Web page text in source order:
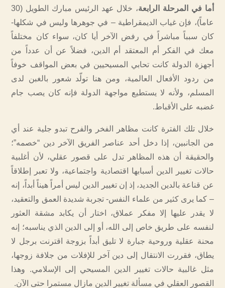
أما في المرحلة الرابعة
، خلال عهد الرئيس مبارك الطويل (30
عاماً)، فإن غياب الديمقراطية – في جوهرها وليس في شكلها-
كان سبباً مباشراً في رفض الآخر أيا كان، سواء كان مختلفاً
معك في الفكر أم المعتقد أم الدين، فضلاً عن أن عدداً من
أجهزة الدولة كانت تحابي المسيحيين في بعض المواقف خوفاً
من ردود الأفعال العالمية، ومن هنا تولّد شعور بالغبن لدى
المسلم، ولأنه لا يستطيع مواجهة الدولة فإنه كان يصب جام
غضبه على الأقباط.
خلال تلك الفترة كانت مظاهر الفخر والفرح تبدو جلية عند أي
من الجانبين، إذا دخل أحد عناصر الفريق الآخر دين “خصمه”؛
والحقيقة أن هذه المظاهر تدل على قصور عقلي، لأن أغلبية
حالات تغيير الدين أسبابها اقتصادية واجتماعية، ولا تعبر إطلاقاً
عن قناعة بالدين الجديد، إذ إن تغيير الدين ليس أمراً هيناً أبداً، إنه
– كما يرى كثير من علماء النفس- تجربة شديدة العمق والتعقيد،
لا يقدر عليها إلا مفكر عملاق، اختار أن يكابد مشقة العثور
لنفسه على طريق خاص إلى الله، أو إلى الدين الذي يناسبه؛ إنه
محنة عقلية وروحية جبارة لا تليق أبداً بزوجة اقترنت برجل لا
يطاق، فقررت الانتقال إلى دين آخر للإفلات من جلافة زوجها،
مثل غالبية حالات تغيير الدين المسيحي إلى الإسلامي. وهذا
القصور العقلي في مسألة تغيير الدين مازال مستمرا حتى الآن.